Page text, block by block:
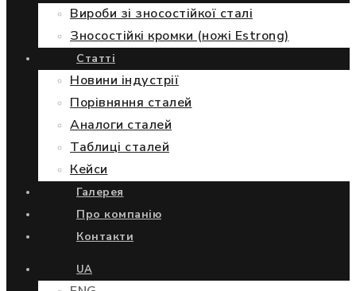
Вироби зі зносостійкої сталі
Зносостійкі кромки (ножі Estrong)
Статті
Новини індустрії
Порівняння сталей
Аналоги сталей
Таблиці сталей
Кейси
Галерея
Про компанію
Контакти
UA